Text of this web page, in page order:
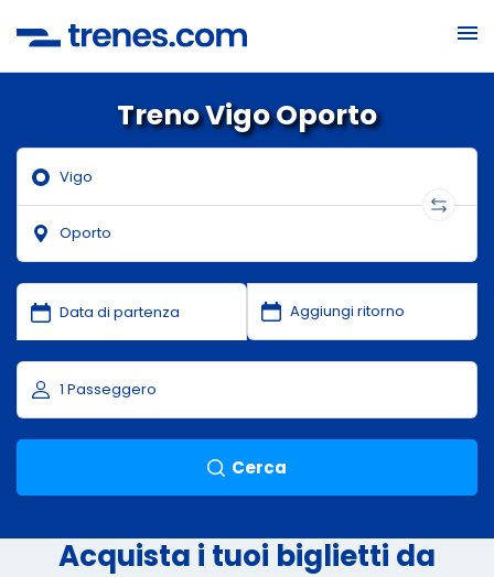
Treno Vigo Oporto
Cerca
Acquista i tuoi biglietti da